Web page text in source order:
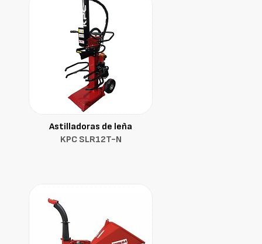
Astilladoras de leña
KPC SLR12T-N